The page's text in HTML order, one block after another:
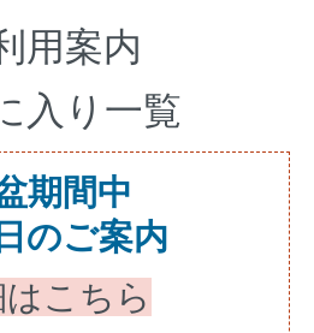
用案内
入り一覧
期間中
のご案内
こちら